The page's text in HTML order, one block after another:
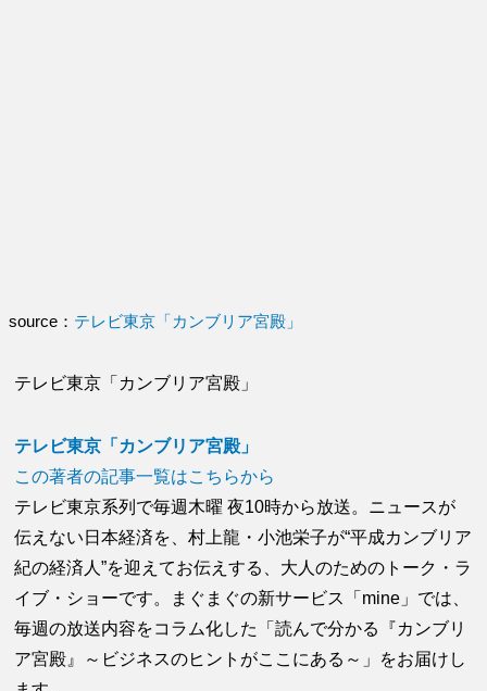
source： テレビ東京「カンブリア宮殿」
テレビ東京「カンブリア宮殿」
テレビ東京「カンブリア宮殿」
この著者の記事一覧はこちらから
テレビ東京系列で毎週木曜 夜10時から放送。ニュースが
伝えない日本経済を、村上龍・小池栄子が“平成カンブリア
紀の経済人”を迎えてお伝えする、大人のためのトーク・ラ
イブ・ショーです。まぐまぐの新サービス「mine」では、
毎週の放送内容をコラム化した「読んで分かる『カンブリ
ア宮殿』～ビジネスのヒントがここにある～」をお届けし